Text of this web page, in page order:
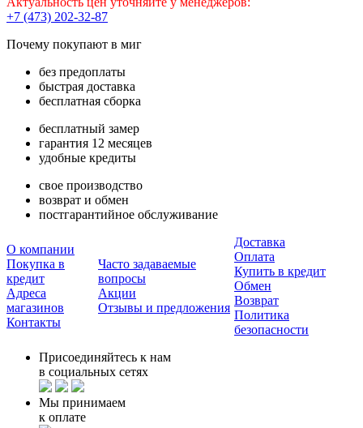
+7 (473) 202-32-87
Почему покупают в миг
без предоплаты
быстрая доставка
бесплатная сборка
бесплатный замер
гарантия 12 месяцев
удобные кредиты
свое производство
возврат и обмен
постгарантийное обслуживание
О компании
Покупка в
кредит
Адреса
магазинов
Контакты
Часто задаваемые
вопросы
Акции
Отзывы и предложения
Доставка
Оплата
Купить в кредит
Обмен
Возврат
Политика
безопасности
Присоединяйтесь к нам
в социальных сетях
Мы принимаем
к оплате